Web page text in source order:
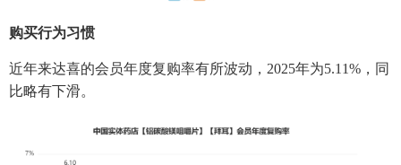
购买行为习惯
近年来达喜的会员年度复购率有所波动，2025年为5.11%，同
比略有下滑。